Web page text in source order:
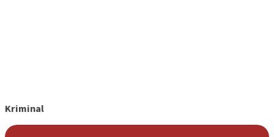
Kriminal